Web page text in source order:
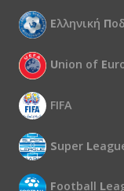
Ελληνική Π
Union of E
FIFA
Super L
Football L